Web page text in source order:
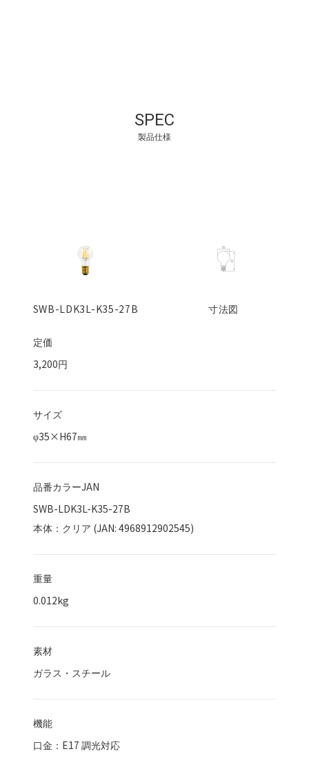
SPEC
製品仕様
SWB-LDK3L-K35-27B 寸法図
定価
3,200円
サイズ
φ35×H67㎜
品番カラーJAN
SWB-LDK3L-K35-27B
本体：クリア (JAN: 4968912902545)
重量
0.012kg
素材
ガラス・スチール
機能
口金：E17 調光対応